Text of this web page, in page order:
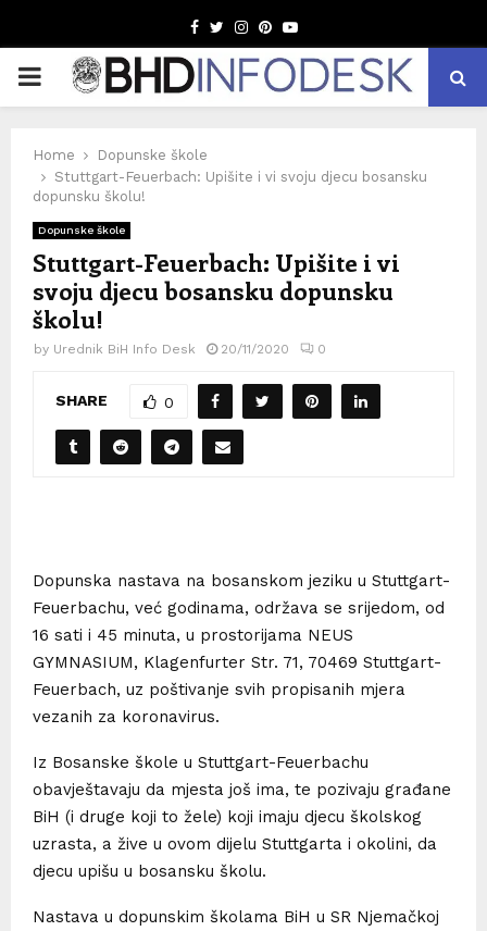
Facebook
TwitterInstagram
Pinterest
Youtube
PRIMARY
Home
Dopunske škole
Stuttgart-Feuerbach: Upišite i vi svoju djecu bosansku
dopunsku školu!
Dopunske škole
Stuttgart-Feuerbach: Upišite i vi
svoju djecu bosansku dopunsku
školu!
by Urednik BiH Info Desk 20/11/2020 0
SHARE 0
Dopunska nastava na bosanskom jeziku u Stuttgart-
Feuerbachu, već godinama, održava se srijedom, od
16 sati i 45 minuta, u prostorijama NEUS
GYMNASIUM, Klagenfurter Str. 71, 70469 Stuttgart-
Feuerbach, uz poštivanje svih propisanih mjera
vezanih za koronavirus.
Iz Bosanske škole u Stuttgart-Feuerbachu
obavještavaju da mjesta još ima, te pozivaju građane
BiH (i druge koji to žele) koji imaju djecu školskog
uzrasta, a žive u ovom dijelu Stuttgarta i okolini, da
djecu upišu u bosansku školu.
Nastava u dopunskim školama BiH u SR Njemačkoj